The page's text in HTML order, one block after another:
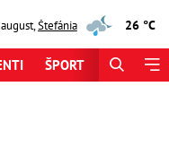
,Štefánia 26 °C
ŠPORT